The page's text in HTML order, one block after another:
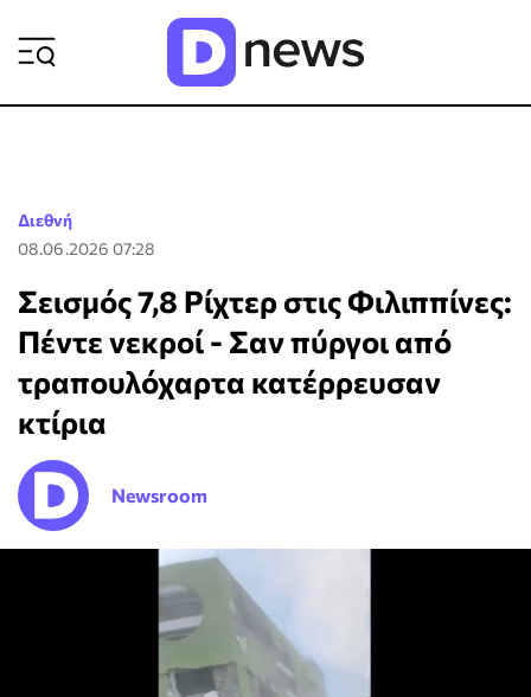
Διεθνή
08.06.2026 07:28
Σεισμός 7,8 Ρίχτερ στις Φιλιππίνες:
Πέντε νεκροί - Σαν πύργοι από
τραπουλόχαρτα κατέρρευσαν
κτίρια
Newsroom